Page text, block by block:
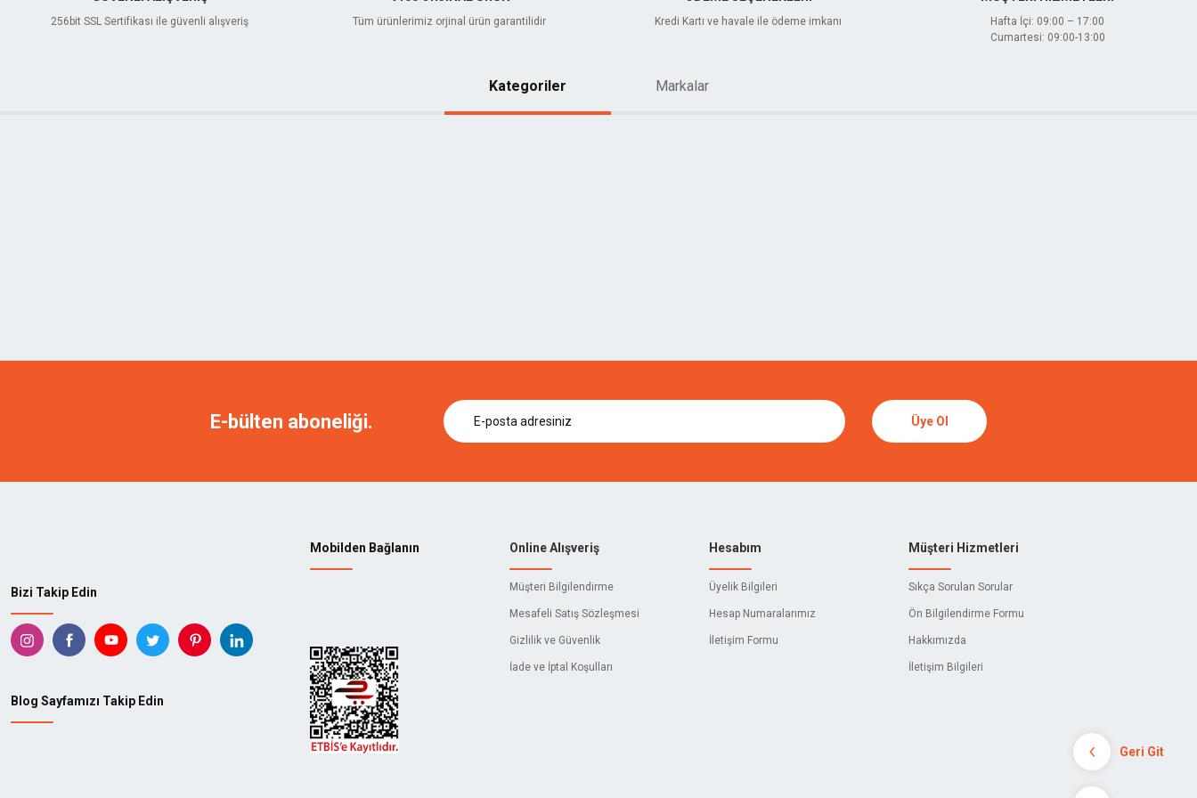
256bit SSL Sertifikası ile güvenli alışveriş Tüm ürünlerimiz orjinal ürün garantilidir Kredi Kartı ve havale ile ödeme imkanı
Hafta İçi: 09:00 – 17:00
Cumartesi: 09:00-13:00
Kategoriler Markalar
E-bülten aboneliği. Üye Ol
Bizi Takip Edin
Blog Sayfamızı Takip Edin
Mobilden Bağlanın Online Alışveriş
Müşteri Bilgilendirme
Mesafeli Satış Sözleşmesi
Gizlilik ve Güvenlik
İade ve İptal Koşulları
Hesabım
Üyelik Bilgileri
Hesap Numaralarımız
İletişim Formu
Müşteri Hizmetleri
Sıkça Sorulan Sorular
Ön Bilgilendirme Formu
Hakkımızda
İletişim Bilgileri
Geri Git